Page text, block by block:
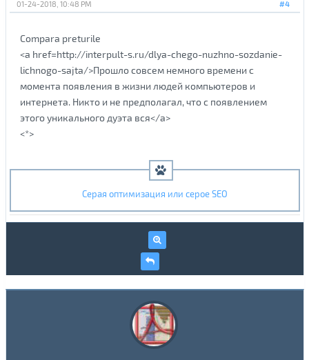
#4
01-24-2018, 10:48 PM
Compara preturile
<a href=http://interpult-s.ru/dlya-chego-nuzhno-sozdanie-
lichnogo-sajta/>Прошло совсем немного времени с
момента появления в жизни людей компьютеров и
интернета. Никто и не предполагал, что с появлением
этого уникального дуэта вся</a>
<*>
Серая оптимизация или серое SEO